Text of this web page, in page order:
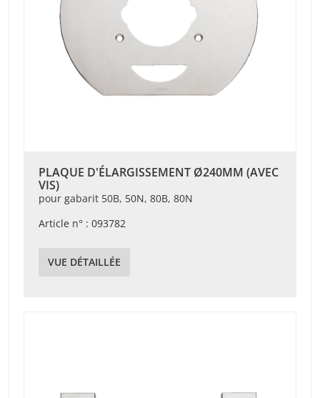
PLAQUE D'ÉLARGISSEMENT Ø240MM (AVEC
VIS)
pour gabarit 50B, 50N, 80B, 80N
Article n° : 093782
VUE DÉTAILLÉE